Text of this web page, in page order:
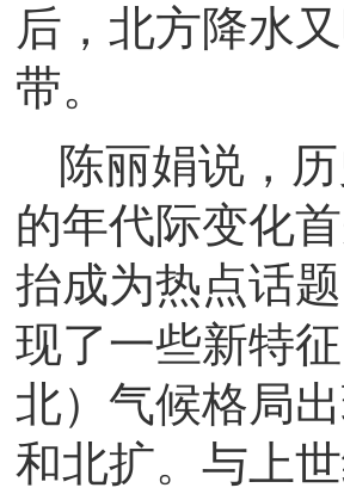
后，北方降水
带。
陈丽娟说，
的年代际变化
抬成为热点话
现了一些新特
北）气候格局
和北扩。与上